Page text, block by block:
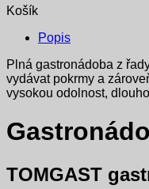
Košík
Popis
Plná gastronádoba z
vydávat pokrmy a
vysokou odolnost,
TOMGAST